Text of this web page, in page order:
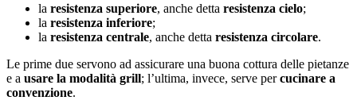
la resistenza superiore, anche detta resistenza cielo;
la resistenza inferiore;
la resistenza centrale, anche detta resistenza circolare.
Le prime due servono ad assicurare una buona cottura delle pietanze
e a usare la modalità grill; l’ultima, invece, serve percucinare a
convenzione.